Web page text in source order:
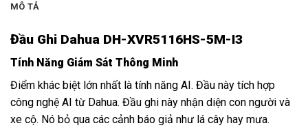
MÔ TẢ
Đầu Ghi Dahua DH-XVR5116HS-5M-I3
Tính Năng Giám Sát Thông Minh
Điểm khác biệt lớn nhất là tính năng AI. Đầu này tích hợp
công nghệ AI từ Dahua. Đầu ghi này nhận diện con người và
xe cộ. Nó bỏ qua các cảnh báo giả như lá cây hay mưa.